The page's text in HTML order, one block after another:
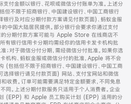
支付金额以银行、花呗或微信分付账单为准。上述分
不限于招商银行、中国建设银行、中国工商银行
银行及对应分期付款方案请见付款页面)、蚂蚁金服
中国大陆居民提供。部分银行会要求你通过支付
分期付款方案可能与 Apple Store 在线商店不
有银行信用卡分期均需经你的信用卡发卡机构批
；对于微信分付分期，需经微信分付批准。如果你选
机构、蚂蚁金服或微信分付的批准，Apple 将不会
(包括但不限于招商银行、中国建设银行、中国工商
选择银行请见付款页面) 网站、支付宝网站和微信
收费。订单可能需要满足特定金额要求，不同免息
同。上述分期付款服务只适用于个人消费者。企业
划 (EPP) 和 Apple 员工购买计划 (EPP) 适用的分